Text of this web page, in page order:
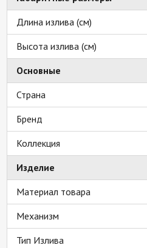
Длина излива (см)
Высота излива (см)
Основные
Страна
Бренд
Коллекция
Изделие
Материал товара
Механизм
Тип Излива